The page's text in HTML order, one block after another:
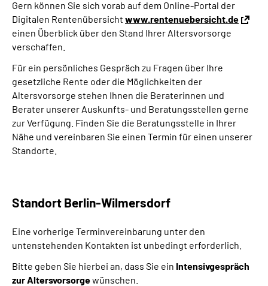
Gern können Sie sich vorab auf dem Online-Portal der
Digitalen Rentenübersicht www.rentenuebersicht.de
einen Überblick über den Stand Ihrer Altersvorsorge
verschaffen.
Für ein persönliches Gespräch zu Fragen über Ihre
gesetzliche Rente oder die Möglichkeiten der
Altersvorsorge stehen Ihnen die Beraterinnen und
Berater unserer Auskunfts- und Beratungsstellen gerne
zur Verfügung. Finden Sie die Beratungsstelle in Ihrer
Nähe und vereinbaren Sie einen Termin für einen unserer
Standorte.
Standort Berlin-Wilmersdorf
Eine vorherige Terminvereinbarung unter den
untenstehenden Kontakten ist unbedingt erforderlich.
Bitte geben Sie hierbei an, dass Sie ein Intensivgespräch
zur Altersvorsorgewünschen.